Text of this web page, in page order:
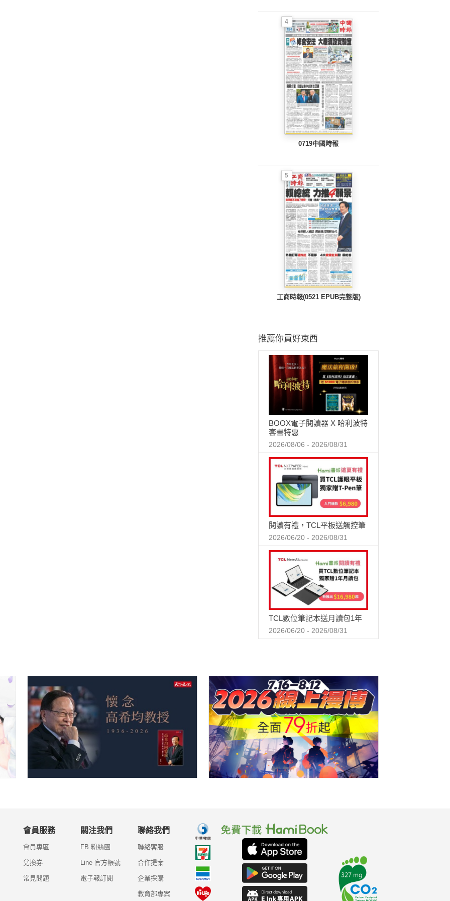
4
0719中國時報
5
工商時報(0521 EPUB完整版)
推薦你買好東西
BOOX電子閱讀器 X 哈利波特
套書特惠
2026/08/06 - 2026/08/31
閱讀有禮，TCL平板送觸控筆
2026/06/20 - 2026/08/31
TCL數位筆記本送月讀包1年
2026/06/20 - 2026/08/31
會員服務
會員專區
兌換券
常見問題
關注我們
FB 粉絲團
Line 官方帳號
電子報訂閱
聯絡我們
聯絡客服
合作提案
企業採購
教育部專案